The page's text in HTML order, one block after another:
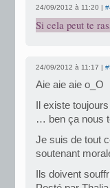
24/09/2012 à 11:20 |
Si cela peut te
24/09/2012 à 11:17 |
Aie aie aie o_O
Il existe
… ben ça nous
Je suis de tout
soutenant
Ils doivent